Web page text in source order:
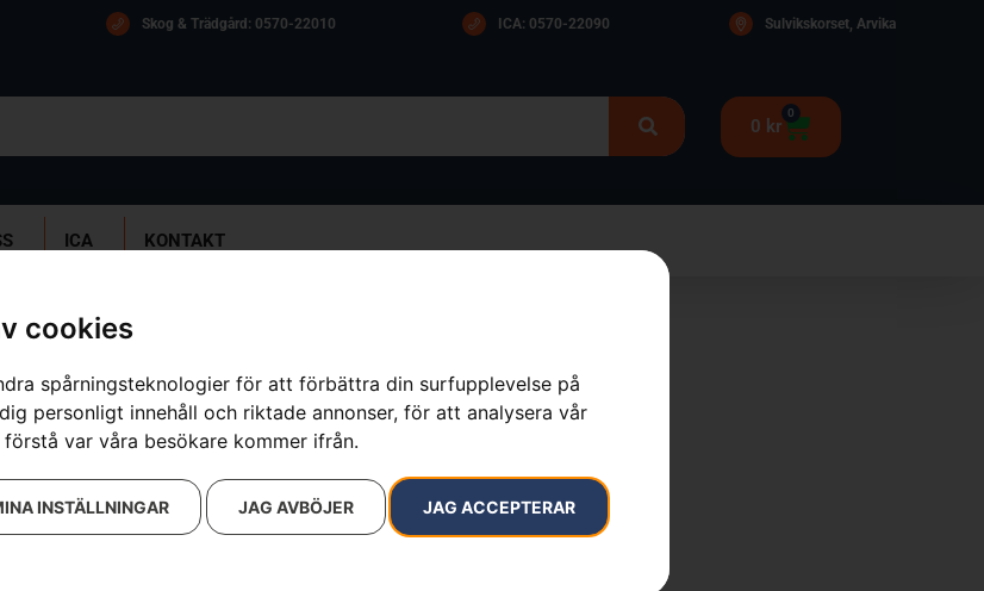
cookies
spårningsteknologier för att förbättra din surfupplevelse på
personligt innehåll och riktade annonser, för att analysera vår
var våra besökare kommer ifrån.
JAG ACCEPTERAR
JAG AVBÖJER
INSTÄLLNINGAR
Skog & Trädgård: 0570-22010 ICA: 0570-22090 Sulvikskorset, Arvika
0 kr
0
ICA KONTAKT
Husqvarna 525RX Mark II
Artikelnummer:970446601
: Husqvarna
6 690kr